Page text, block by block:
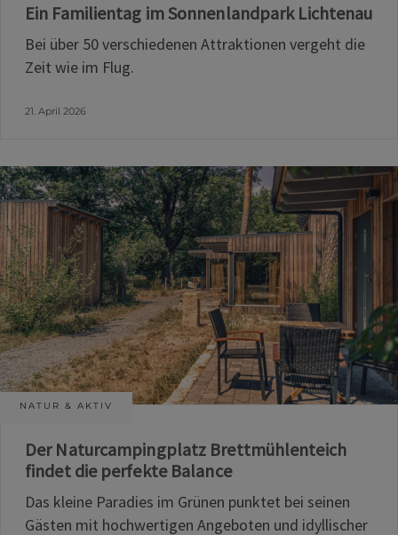
Ein Familientag im Sonnenlandpark Lichtenau
Bei über 50 verschiedenen Attraktionen vergeht die
Zeit wie im Flug.
21. April 2026
NATUR & AKTIV
Der Naturcampingplatz Brettmühlenteich
findet die perfekte Balance
Das kleine Paradies im Grünen punktet bei seinen
Gästen mit hochwertigen Angeboten und idyllischer